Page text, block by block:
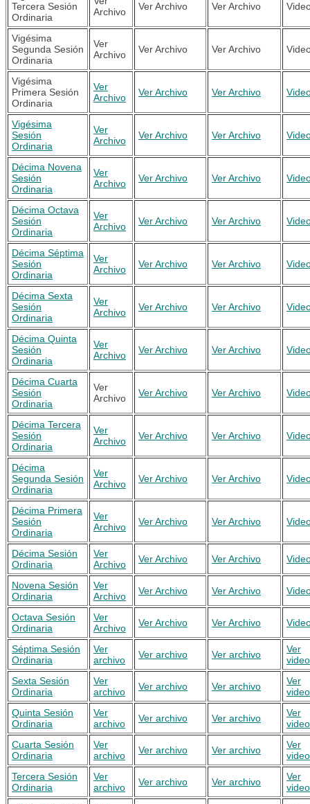
Tercera Sesión
Ordinaria
Archivo
Ver Archivo Ver Archivo
Vigésima
Segunda Sesión
Ordinaria
Ver
Archivo
Ver Archivo Ver Archivo
Vigésima
Primera Sesión
Ordinaria
Ver
Archivo
Ver Archivo Ver Archivo
Vigésima
Sesión
Ordinaria
Ver
Archivo
Ver Archivo Ver Archivo
Décima Novena
Sesión
Ordinaria
Ver
Archivo
Ver Archivo Ver Archivo
Décima Octava
Sesión
Ordinaria
Ver
Archivo
Ver Archivo Ver Archivo
Décima Séptima
Sesión
Ordinaria
Ver
Archivo
Ver Archivo Ver Archivo
Décima Sexta
Sesión
Ordinaria
Ver
Archivo
Ver Archivo Ver Archivo
Décima Quinta
Sesión
Ordinaria
Ver
Archivo
Ver Archivo Ver Archivo
Décima Cuarta
Sesión
Ordinaria
Ver
Archivo
Ver Archivo Ver Archivo
Décima Tercera
Sesión
Ordinaria
Ver
Archivo
Ver Archivo Ver Archivo
Décima
Segunda Sesión
Ordinaria
Ver
Archivo
Ver Archivo Ver Archivo
Décima Primera
Sesión
Ordinaria
Ver
Archivo
Ver Archivo Ver Archivo
Décima Sesión
Ordinaria
Ver
Archivo
Ver Archivo Ver Archivo
Novena Sesión
Ordinaria
Ver
Archivo
Ver Archivo Ver Archivo
Octava Sesión
Ordinaria
Ver
Archivo
Ver Archivo Ver Archivo
Séptima Sesión
Ordinaria
Ver
archivo
Ver archivo Ver archivo
Ver
video
Sexta Sesión
Ordinaria
Ver
archivo
Ver archivo Ver archivo
Ver
video
Quinta Sesión
Ordinaria
Ver
archivo
Ver archivo Ver archivo
Ver
video
Cuarta Sesión
Ordinaria
Ver
archivo
Ver archivo Ver archivo
Ver
video
Tercera Sesión
Ordinaria
Ver
archivo
Ver archivo Ver archivo
Ver
video